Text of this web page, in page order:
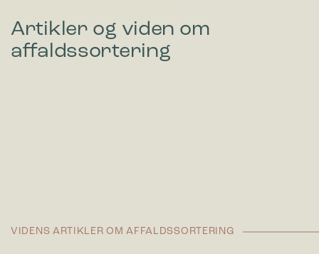
Artikler og viden om
affaldssortering
VIDENS ARTIKLER OM AFFALDSSORTERING